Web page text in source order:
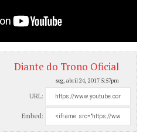
Diante do Trono Oficial
seg, abril 24, 2017 5:57pm
URL:
Embed: